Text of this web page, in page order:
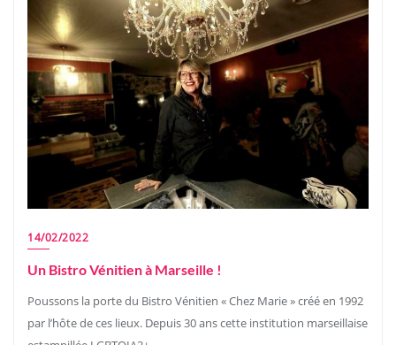
14/02/2022
Un Bistro Vénitien à Marseille !
Poussons la porte du Bistro Vénitien « Chez Marie » créé en 1992
par l’hôte de ces lieux. Depuis 30 ans cette institution marseillaise